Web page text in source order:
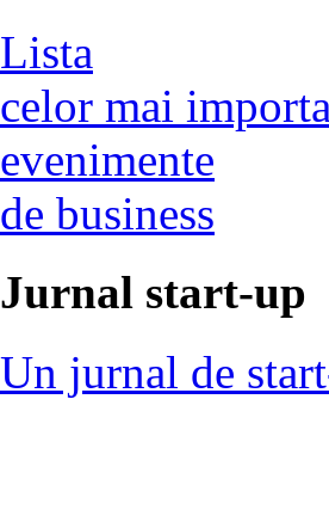
Lista
celor mai
evenimente
de business
Jurnal start-up
Un jurnal de